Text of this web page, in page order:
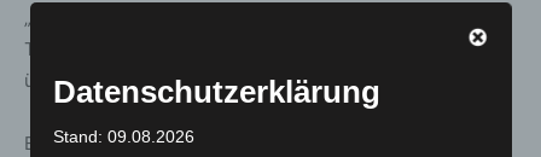
„Vorbeugen ist Gold, Erste Hilfe ist Silber“ können
Teilnehmende ihr Wissen zur Hitze-Prävention
überprüfen und erweitern.
Eine interaktive Checkliste im Serviceteil ermöglicht es,
Datenschutzerklärung
Stand: 09.08.2026